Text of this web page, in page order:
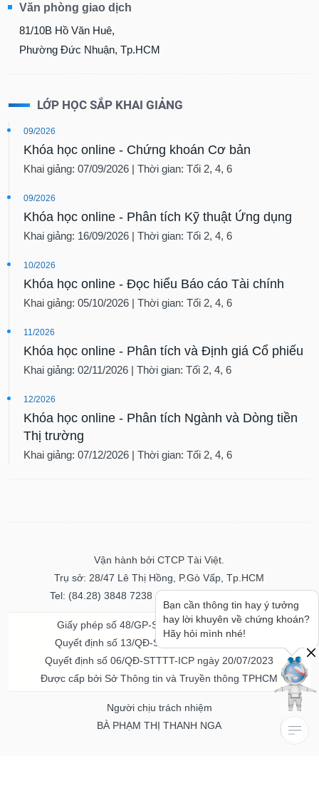
Văn phòng giao dịch
81/10B Hồ Văn Huê,
Phường Đức Nhuận, Tp.HCM
LỚP HỌC SẮP KHAI GIẢNG
09/2026
Khóa học online - Chứng khoán Cơ bản
Khai giảng: 07/09/2026 | Thời gian: Tối 2, 4, 6
09/2026
Khóa học online - Phân tích Kỹ thuật Ứng dụng
Khai giảng: 16/09/2026 | Thời gian: Tối 2, 4, 6
10/2026
Khóa học online - Đọc hiểu Báo cáo Tài chính
Khai giảng: 05/10/2026 | Thời gian: Tối 2, 4, 6
11/2026
Khóa học online - Phân tích và Định giá Cổ phiếu
Khai giảng: 02/11/2026 | Thời gian: Tối 2, 4, 6
12/2026
Khóa học online - Phân tích Ngành và Dòng tiền
Thị trường
Khai giảng: 07/12/2026 | Thời gian: Tối 2, 4, 6
Vận hành bởi CTCP Tài Việt.
Trụ sở: 28/47 Lê Thị Hồng, P.Gò Vấp, Tp.HCM
Tel: (84.28) 3848 7238 - Fax: (84.28) 3848 7237
Giấy phép số 48/GP-STTTT ngày 04/11/2016
Quyết định số 13/QĐ-STTTT ngày 02/11/2017
Quyết định số 06/QĐ-STTTT-ICP ngày 20/07/2023
Được cấp bởi Sở Thông tin và Truyền thông TPHCM
Người chịu trách nhiệm
BÀ PHẠM THỊ THANH NGA
Bạn cần thông tin hay ý tưởng
hay lời khuyên về chứng khoán?
Hãy hỏi mình nhé!